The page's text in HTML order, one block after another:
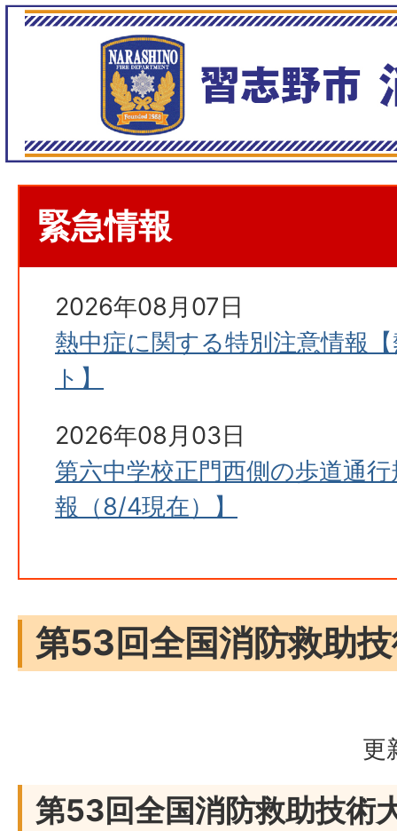
緊急情報
2026年08月07日
熱中症に関する特別注意情報
ト】
2026年08月03日
第六中学校正門西側の歩道通
報（8/4現在）】
第53回全国消防救助
更
第53回全国消防救助技術